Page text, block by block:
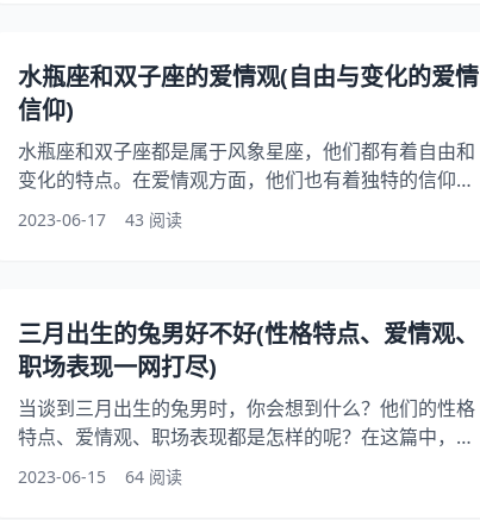
公正、平衡的性格特点。他们喜欢和平、和谐的环境，
不喜欢争吵和冲突。他们通常能够很好地处理人际关系
水瓶座和双子座的爱情观(自由与变化的爱情
信仰)
水瓶座和双子座都是属于风象星座，他们都有着自由和
变化的特点。在爱情观方面，他们也有着独特的信仰和
看法。本文将详细讨论水瓶座和双子座的爱情观，带你
了解他们如何看待自由与变化的爱情信仰。 一、自由与
情应该是自由的，不应该被束缚和限制。他们希望自己
的爱情能够自由自在地发展，不受任何外界的影响。 二
2023-06-17 43 阅读
三月出生的兔男好不好(性格特点、爱情观、
职场表现一网打尽)
当谈到三月出生的兔男时，你会想到什么？他们的性格
特点、爱情观、职场表现都是怎样的呢？在这篇中，我
们将详细讨论三月出生的兔男的各个方面，帮助你更好
地了解他们。想要与兔男交往，还是与他们共事，这篇
2023-06-15 64 阅读